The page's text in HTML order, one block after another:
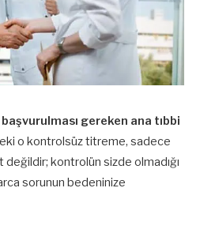
gereken ana tıbbi
o kontrolsüz titreme, sadece
kontrolün sizde olmadığı
sorunun bedeninize